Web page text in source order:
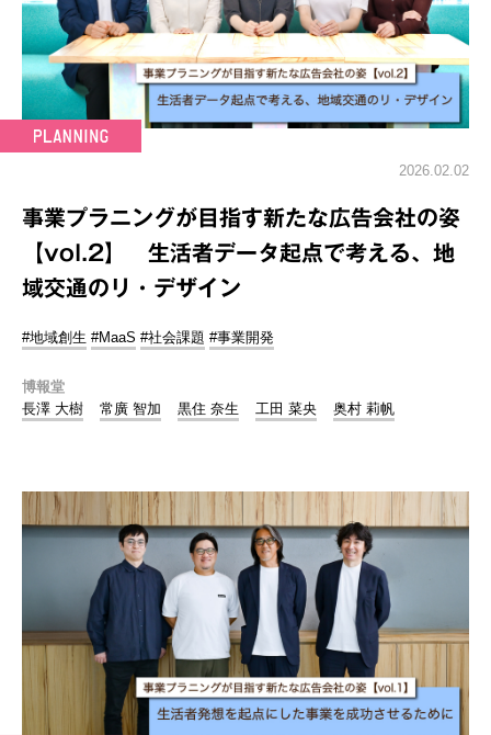
2026.02.02
事業プラニングが目指す新たな広告会社の姿
【vol.2】 生活者データ起点で考える、地
域交通のリ・デザイン
#地域創生 #MaaS #社会課題 #事業開発
博報堂
長澤 大樹
常廣 智加 黒住 奈生 工田 菜央 奥村 莉帆